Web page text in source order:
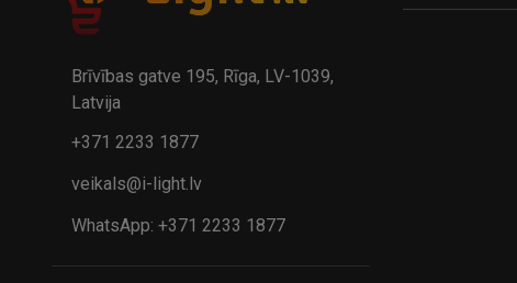
32.95€
Brīvības gatve 195, Rīga, LV-1039,
Latvija
+371 2233 1877
veikals@i-light.lv
WhatsApp: +371 2233 1877